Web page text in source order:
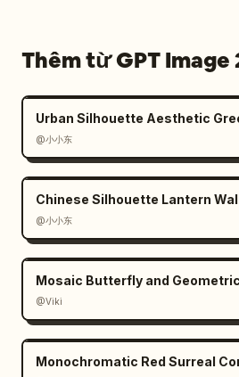
Thêm từ GPT Image
Urban Silhouette Aesthetic
@小小东
Chinese Silhouette Lantern
@小小东
Mosaic Butterfly and
@Viki
Monochromatic Red Surreal